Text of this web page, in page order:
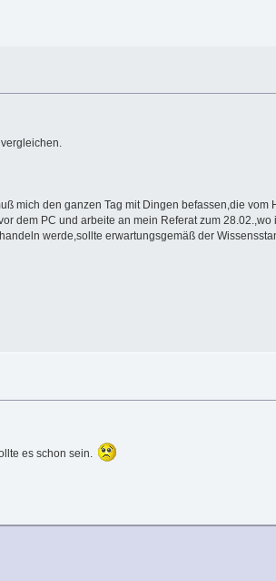
mich den ganzen Tag mit Dingen befassen,die vom
dem PC und arbeite an mein Referat zum 28.02.,wo
werde,sollte erwartungsgemäß der
es schon sein.